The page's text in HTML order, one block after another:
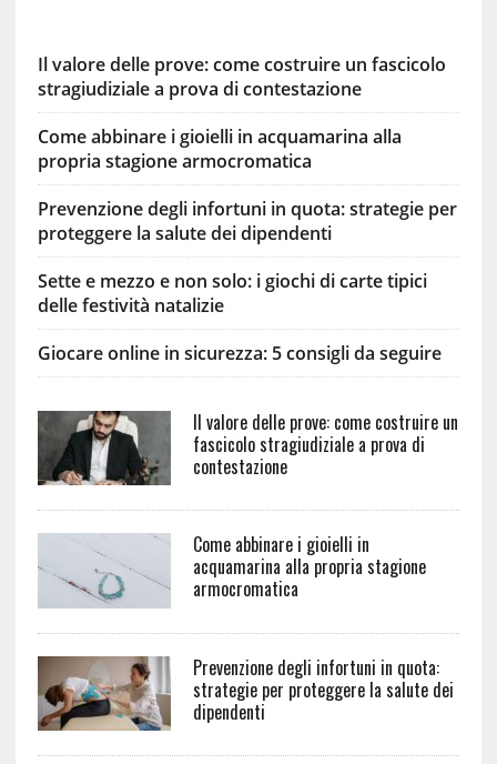
Il valore delle prove: come costruire un fascicolo
stragiudiziale a prova di contestazione
Come abbinare i gioielli in acquamarina alla
propria stagione armocromatica
Prevenzione degli infortuni in quota: strategie per
proteggere la salute dei dipendenti
Sette e mezzo e non solo: i giochi di carte tipici
delle festività natalizie
Giocare online in sicurezza: 5 consigli da seguire
Il valore delle prove: come costruire un
fascicolo stragiudiziale a prova di
contestazione
Come abbinare i gioielli in
acquamarina alla propria stagione
armocromatica
Prevenzione degli infortuni in quota:
strategie per proteggere la salute dei
dipendenti